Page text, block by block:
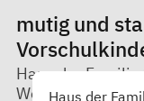
mutig und
Haus der
Westlicher
Haus der